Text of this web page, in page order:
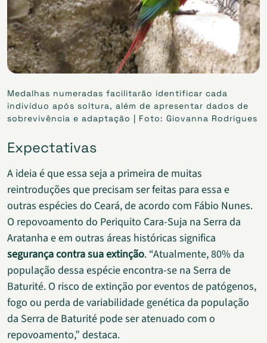
Medalhas numeradas facilitarão identificar cada
indivíduo após soltura, além de apresentar dados de
sobrevivência e adaptação | Foto: Giovanna Rodrigues
Expectativas
A ideia é que essa seja a primeira de muitas
reintroduções que precisam ser feitas para essa e
outras espécies do Ceará, de acordo com Fábio Nunes.
O repovoamento do Periquito Cara-Suja na Serra da
Aratanha e em outras áreas históricas significa
segurança contra sua extinção. “Atualmente, 80% da
população dessa espécie encontra-se na Serra de
Baturité. O risco de extinção por eventos de patógenos,
fogo ou perda de variabilidade genética da população
da Serra de Baturité pode ser atenuado com o
repovoamento,” destaca.